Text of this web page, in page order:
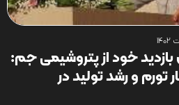
بازدید خود از پتروشیمی جم:
تورم و رشد تولید در